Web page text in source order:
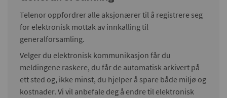
Telenor oppfordrer alle aksjonærer til å registrere seg
for elektronisk mottak av innkalling til
generalforsamling.
Velger du elektronisk kommunikasjon får du
meldingene raskere, du får de automatisk arkivert på
ett sted og, ikke minst, du hjelper å spare både miljø og
kostnader. Vi vil anbefale deg å endre til elektronisk